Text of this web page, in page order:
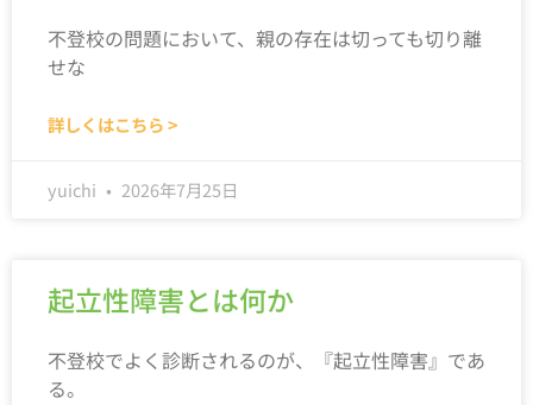
不登校の問題において、親の存在は切っても切り離
せな
詳しくはこちら >
yuichi 2026年7月25日
起立性障害とは何か
不登校でよく診断されるのが、『起立性障害』であ
る。